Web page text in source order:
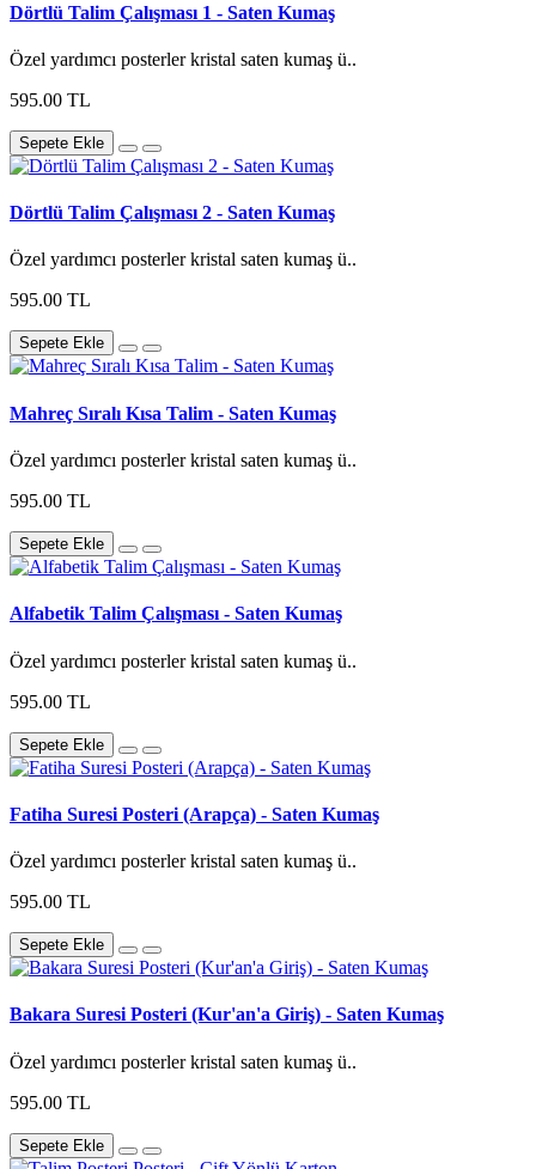
Dörtlü Talim Çalışması 1 - Saten Kumaş
Özel yardımcı posterler kristal saten kumaş ü..
595.00 TL
Sepete Ekle
Dörtlü Talim Çalışması 2 - Saten Kumaş
Özel yardımcı posterler kristal saten kumaş ü..
595.00 TL
Sepete Ekle
Mahreç Sıralı Kısa Talim - Saten Kumaş
Özel yardımcı posterler kristal saten kumaş ü..
595.00 TL
Sepete Ekle
Alfabetik Talim Çalışması - Saten Kumaş
Özel yardımcı posterler kristal saten kumaş ü..
595.00 TL
Sepete Ekle
Fatiha Suresi Posteri (Arapça) - Saten Kumaş
Özel yardımcı posterler kristal saten kumaş ü..
595.00 TL
Sepete Ekle
Bakara Suresi Posteri (Kur'an'a Giriş) - Saten Kumaş
Özel yardımcı posterler kristal saten kumaş ü..
595.00 TL
Sepete Ekle